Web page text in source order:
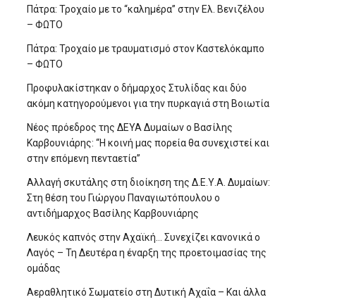
Πάτρα: Τροχαίο με το “καλημέρα” στην Ελ. Βενιζέλου
– ΦΩΤΟ
Πάτρα: Τροχαίο με τραυματισμό στον Καστελόκαμπο
– ΦΩΤΟ
Προφυλακίστηκαν ο δήμαρχος Στυλίδας και δύο
ακόμη κατηγορούμενοι για την πυρκαγιά στη Βοιωτία
Νέος πρόεδρος της ΔΕΥΑ Δυμαίων ο Βασίλης
Καρβουνιάρης: “Η κοινή μας πορεία θα συνεχιστεί και
στην επόμενη πενταετία”
Αλλαγή σκυτάλης στη διοίκηση της Δ.Ε.Υ.Α. Δυμαίων:
Στη θέση του Γιώργου Παναγιωτόπουλου ο
αντιδήμαρχος Βασίλης Καρβουνιάρης
Λευκός καπνός στην Αχαϊκή… Συνεχίζει κανονικά ο
Λαγός – Τη Δευτέρα η έναρξη της προετοιμασίας της
ομάδας
Αεραθλητικό Σωματείο στη Δυτική Αχαΐα – Και άλλα